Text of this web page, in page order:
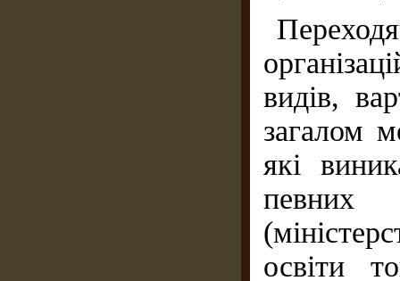
видів,
загалом
які
певних
освіти